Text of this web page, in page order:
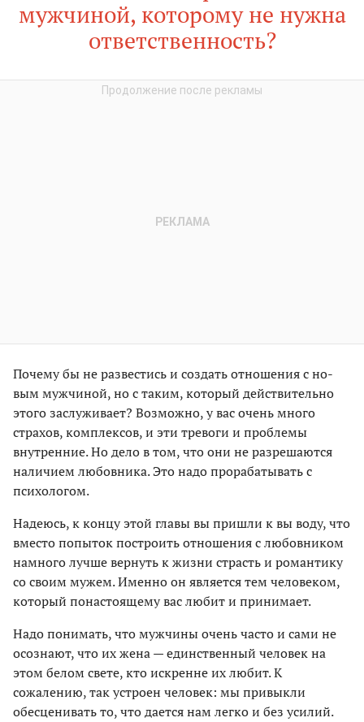
мужчиной, которому не нужна
ответственность?
Почему бы не развестись и создать отношения с но­
вым мужчиной, но с таким, который действительно
этого заслуживает? Возможно, у вас очень много
страхов, комплексов, и эти тревоги и проблемы
внутренние. Но дело в том, что они не разрешают­ся
наличием любовника. Это надо прорабатывать с
психологом.
Надеюсь, к концу этой главы вы пришли к вы­ воду, что
вместо попыток построить отношения с любовником
намного лучше вернуть к жизни страсть и романтику
со своим мужем. Именно он является тем человеком,
который по­настоящему вас любит и принимает.
Надо понимать, что мужчины очень часто и сами не
осознают, что их жена — единственный чело­век на
этом белом свете, кто искренне их любит. К
сожалению, так устроен человек: мы привыкли
обесценивать то, что дается нам легко и без усилий.